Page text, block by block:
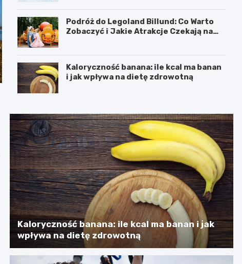
Podróż do Legoland Billund: Co Warto
Zobaczyć i Jakie Atrakcje Czekają na
Kaloryczność banana: ile kcal ma banan
i jak wpływa na dietę zdrowotną
Kaloryczność banana: ile kcal ma banan i jak
wpływa na dietę zdrowotną